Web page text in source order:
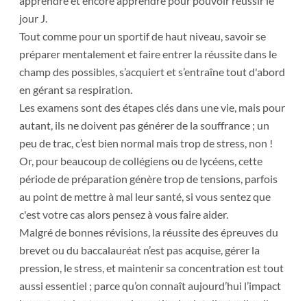
jour J.
Tout comme pour un sportif de haut niveau, savoir se
préparer mentalement et faire entrer la réussite dans le
champ des possibles, s’acquiert et s’entraîne tout d'abord
en gérant sa respiration.
Les examens sont des étapes clés dans une vie, mais pour
autant, ils ne doivent pas générer de la souffrance ; un
peu de trac, c’est bien normal mais trop de stress, non !
Or, pour beaucoup de collégiens ou de lycéens, cette
période de préparation génère trop de tensions, parfois
au point de mettre à mal leur santé, si vous sentez que
c'est votre cas alors pensez à vous faire aider.
Malgré de bonnes révisions, la réussite des épreuves du
brevet ou du baccalauréat n’est pas acquise, gérer la
pression, le stress, et maintenir sa concentration est tout
aussi essentiel ; parce qu’on connaît aujourd’hui l’impact